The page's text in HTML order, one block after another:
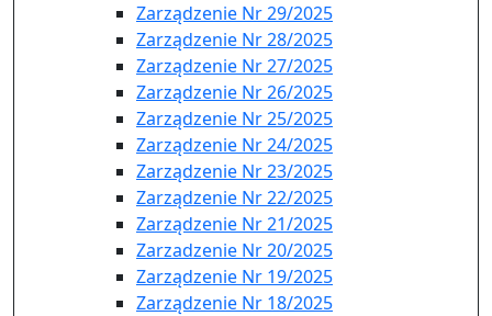
Zarządzenie Nr 29/2025
Zarządzenie Nr 28/2025
Zarządzenie Nr 27/2025
Zarządzenie Nr 26/2025
Zarządzenie Nr 25/2025
Zarządzenie Nr 24/2025
Zarządzenie Nr 23/2025
Zarządzenie Nr 22/2025
Zarządzenie Nr 21/2025
Zarzadzenie Nr 20/2025
Zarządzenie Nr 19/2025
Zarządzenie Nr 18/2025